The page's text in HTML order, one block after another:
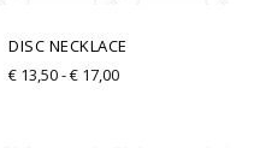
DISC NECKLACE
€ 13,50-€ 17,00